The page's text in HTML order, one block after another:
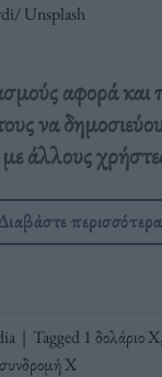
Unsplash
αφορά και
να
άλλους
περισσότερα
| Tagged 1 δολάριο X,
συνδρομή X